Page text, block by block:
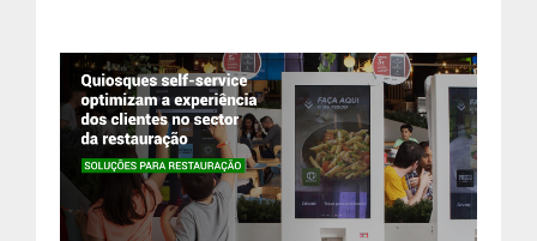
Paragens
de
Autocarro”